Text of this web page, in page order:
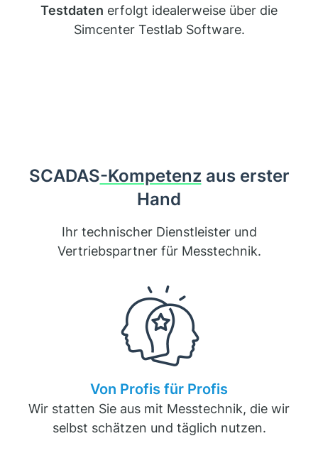
Testdaten erfolgt idealerweise über die
Simcenter Testlab Software.
SCADAS-Kompetenzaus erster
Hand
Ihr technischer Dienstleister und
Vertriebspartner für Messtechnik.
Von Profis für Profis
Wir statten Sie aus mit Messtechnik, die wir
selbst schätzen und täglich nutzen.